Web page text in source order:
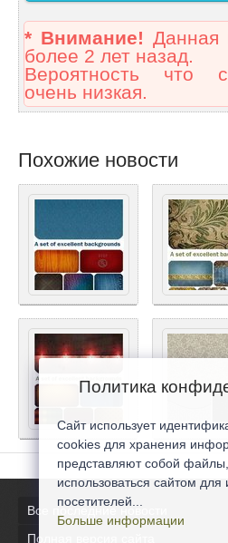
* Внимание! Данная
более 2 лет назад.
Вероятность что
очень низкая.
Похожие новости
Все последние новости
Полная версия сайта
Политика
Сайт использует
cookies для хранения
представляют собой
использоваться сайтом
посетителей...
Больше информации